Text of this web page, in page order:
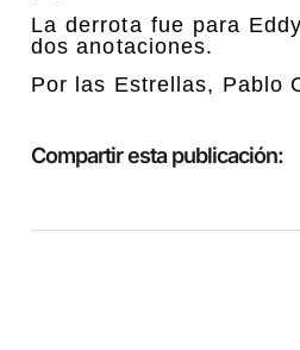
La derrota fue para
dos anotaciones.
Por las Estrellas, Pablo
Compartir esta publicación: